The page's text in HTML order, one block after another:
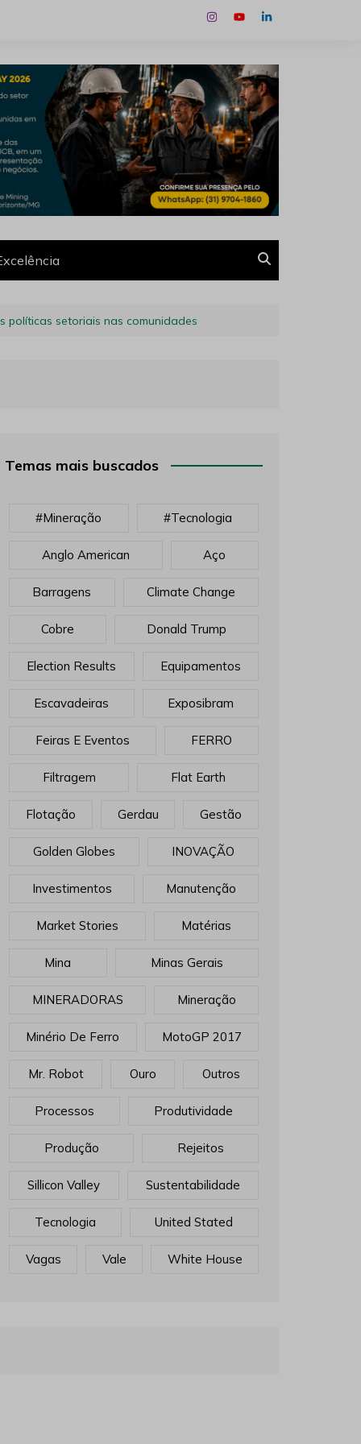
políticas setoriais nas comunidades
Temas mais buscados
#mineração #tecnologia
Anglo American Aço
Barragens Climate Change
Cobre Donald Trump
Election Results Equipamentos
Escavadeiras Exposibram
Feiras E Eventos FERRO
Filtragem Flat Earth
Flotação Gerdau Gestão
Golden Globes INOVAÇÃO
Investimentos Manutenção
Market Stories Matérias
Mina Minas Gerais
MINERADORAS Mineração
Minério De Ferro MotoGP 2017
Mr. Robot Ouro Outros
Processos Produtividade
Produção Rejeitos
Sillicon Valley Sustentabilidade
Tecnologia United Stated
Vagas Vale White House